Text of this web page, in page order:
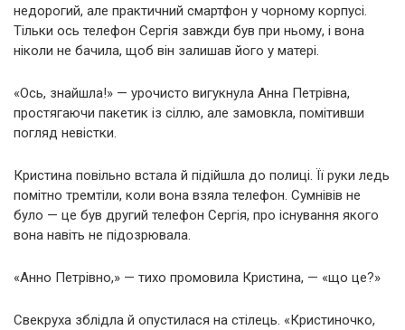
недорогий, але практичний смартфон у чорному корпусі.
Тільки ось телефон Сергія завжди був при ньому, і вона
ніколи не бачила, щоб він залишав його у матері.
«Ось, знайшла!» — урочисто вигукнула Анна Петрівна,
простягаючи пакетик із сіллю, але замовкла, помітивши
погляд невістки.
Кристина повільно встала й підійшла до полиці. Її руки ледь
помітно тремтіли, коли вона взяла телефон. Сумнівів не
було — це був другий телефон Сергія, про існування якого
вона навіть не підозрювала.
«Анно Петрівно,» — тихо промовила Кристина, — «що це?»
Свекруха зблідла й опустилася на стілець. «Кристиночко,